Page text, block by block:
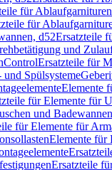
für
für
d52Ersatzteile
und
Ersatzteile für
und Spülsysteme
Elemente
für Elemente für
und Badewannen
für Elemente für
Elemente für
Ersatzteile